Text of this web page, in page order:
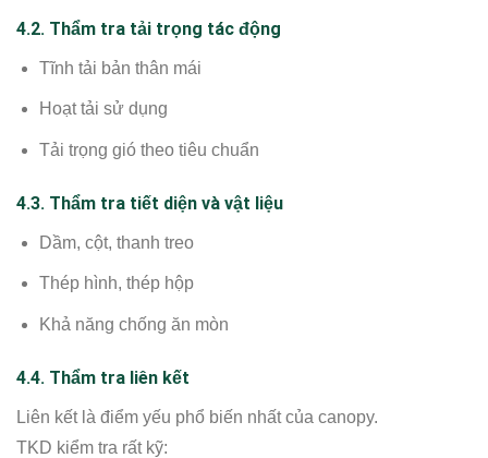
4.2. Thẩm tra tải trọng tác động
Tĩnh tải bản thân mái
Hoạt tải sử dụng
Tải trọng gió theo tiêu chuẩn
4.3. Thẩm tra tiết diện và vật liệu
Dầm, cột, thanh treo
Thép hình, thép hộp
Khả năng chống ăn mòn
4.4. Thẩm tra liên kết
Liên kết là điểm yếu phổ biến nhất của canopy.
TKD kiểm tra rất kỹ: